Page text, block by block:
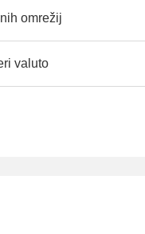
omrežij
valuto